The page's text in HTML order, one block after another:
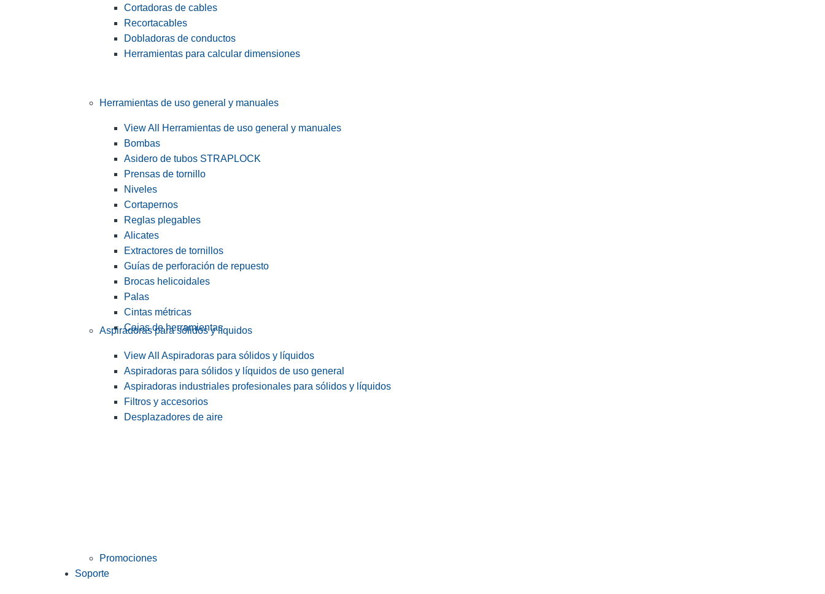
Cortadoras de cables
Recortacables
Dobladoras de conductos
Herramientas para calcular dimensiones
Herramientas de uso general y manuales
View All Herramientas de uso general y manuales
Bombas
Asidero de tubos STRAPLOCK
Prensas de tornillo
Niveles
Cortapernos
Reglas plegables
Alicates
Extractores de tornillos
Guías de perforación de repuesto
Brocas helicoidales
Palas
Cintas métricas
Cajas de herramientas
Aspiradoras para sólidos y líquidos
View All Aspiradoras para sólidos y líquidos
Aspiradoras para sólidos y líquidos de uso general
Aspiradoras industriales profesionales para sólidos y líquidos
Filtros y accesorios
Desplazadores de aire
Promociones
Soporte